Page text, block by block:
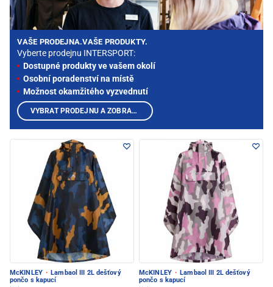
McKINLEY · Lambaol III 2L dešťový
pončo s kapucí
McKINLEY · Lambaol III 2L dešťový
pončo s kapucí
VAŠE PRODEJNA.VAŠE PRODUKTY.
Vyberte prodejnu INTERSPORT:
Dostupné produkty ve vašem okolí
Osobní poradenství na místě
Možnost okamžitého vyzvednutí
VYBRAT PRODEJNU A ZOBRAZIT PRODUKTY